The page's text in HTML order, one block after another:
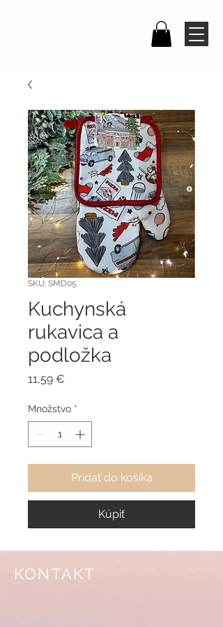
SKU: SMD05
Kuchynská
rukavica a
podložka
11,59 €
Množstvo *
Pridať do košíka
Kúpiť
KONTAKT